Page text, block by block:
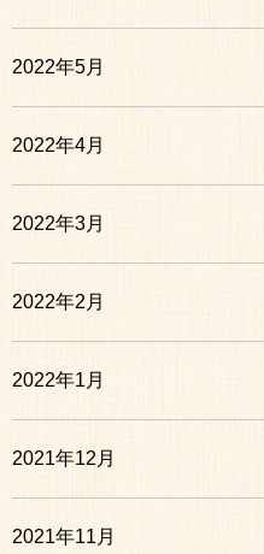
2022年5月
2022年4月
2022年3月
2022年2月
2022年1月
2021年12月
2021年11月